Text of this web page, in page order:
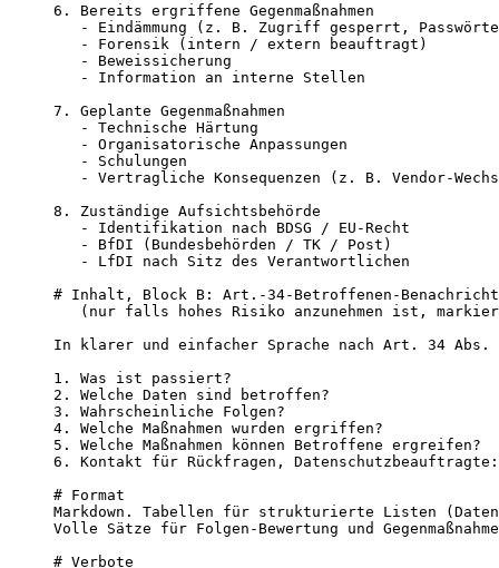
6. Bereits ergriffene Gegenmaßnahmen
- Eindämmung (z. B. Zugriff gesperrt,
   - Forensik (intern / extern beauftragt)
   - Beweissicherung
   - Information an interne Stellen
7. Geplante Gegenmaßnahmen
   - Technische Härtung
   - Organisatorische Anpassungen
   - Schulungen
- Vertragliche Konsequenzen (z. B. Vendor-
8. Zuständige Aufsichtsbehörde
   - Identifikation nach BDSG / EU-Recht
   - BfDI (Bundesbehörden / TK / Post)
   - LfDI nach Sitz des Verantwortlichen
# Inhalt, Block B: Art.-34-Betroffenen-
(nur falls hohes Risiko anzunehmen ist,
In klarer und einfacher Sprache nach Art. 34 Abs. 2
1. Was ist passiert?
2. Welche Daten sind betroffen?
3. Wahrscheinliche Folgen?
4. Welche Maßnahmen wurden ergriffen?
5. Welche Maßnahmen können Betroffene ergreifen?
6. Kontakt für Rückfragen,
# Format
Markdown. Tabellen für strukturierte Listen
Volle Sätze für Folgen-Bewertung und
# Verbote